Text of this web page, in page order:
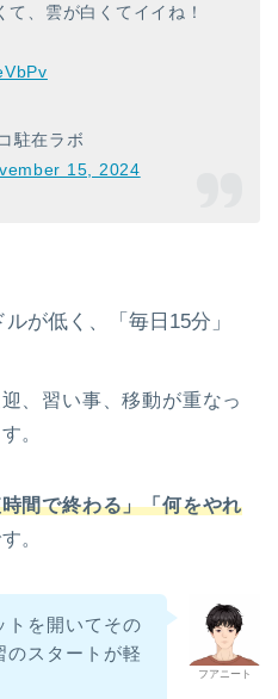
て、雲が白くてイイね！
駐在ラボ
15, 2024
が低く、「毎日15分」
、習い事、移動が重なっ
。
間で終わる」「何をやれ
。
フアニート
トを開いてその
のスタートが軽